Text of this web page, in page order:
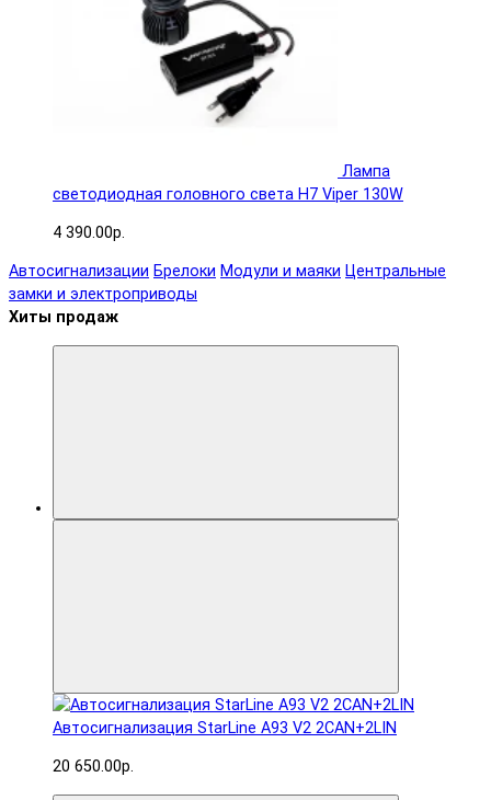
Лампа
светодиодная головного света H7 Viper 130W
4 390.00р.
Автосигнализации Брелоки Модули и маяки Центральные
замки и электроприводы
Хиты продаж
Автосигнализация StarLine A93 V2 2CAN+2LIN
20 650.00р.